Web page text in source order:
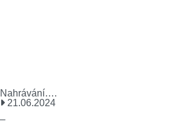
Nahrávání….
21.06.2024
–